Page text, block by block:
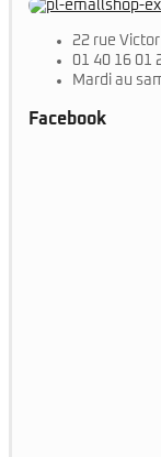
22 rue
01 40 16 01
Mardi au
Facebook